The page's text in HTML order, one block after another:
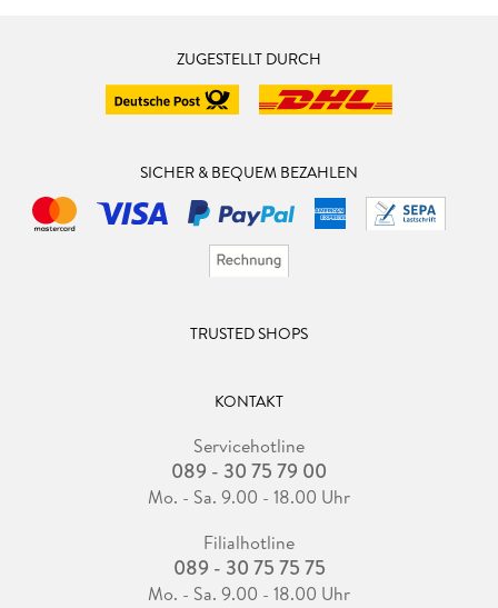
ZUGESTELLT DURCH
SICHER & BEQUEM BEZAHLEN
TRUSTED SHOPS
KONTAKT
Servicehotline
089 - 30 75 79 00
Mo. - Sa. 9.00 - 18.00 Uhr
Filialhotline
089 - 30 75 75 75
Mo. - Sa. 9.00 - 18.00 Uhr